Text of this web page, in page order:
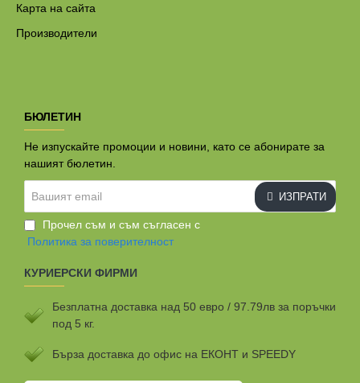
Карта на сайта
Производители
БЮЛЕТИН
Не изпускайте промоции и новини, като се абонирате за
нашият бюлетин.
email
ИЗПРАТИ
Прочел съм и съм съгласен с
Политика за поверителност
КУРИЕРСКИ ФИРМИ
Безплатна доставка над 50 евро / 97.79лв за поръчки
под 5 кг.
Бързa доставка до офис на ЕКОНТ и SPEEDY